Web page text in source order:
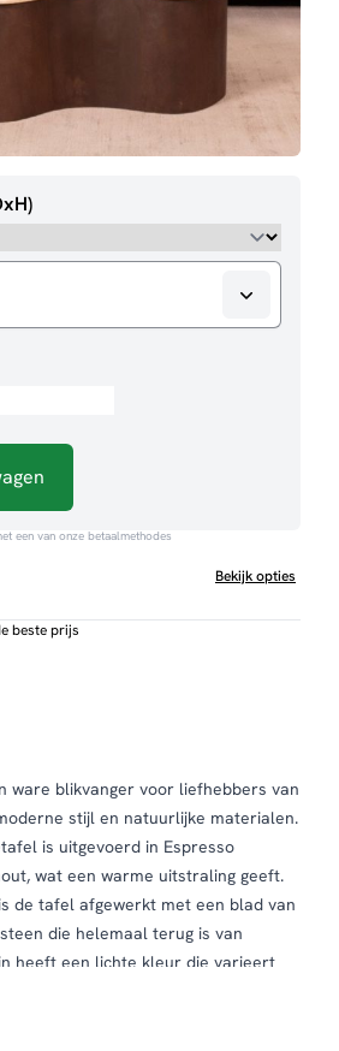
een van onze betaalmethodes
Bekijk opties
beste prijs
ware blikvanger voor liefhebbers van
stijl en natuurlijke materialen.
is uitgevoerd in Espresso
wat een warme uitstraling geeft.
de tafel afgewerkt met een blad van
die helemaal terug is van
heeft een lichte kleur die varieert
en luxueus karakter geeft. Deze